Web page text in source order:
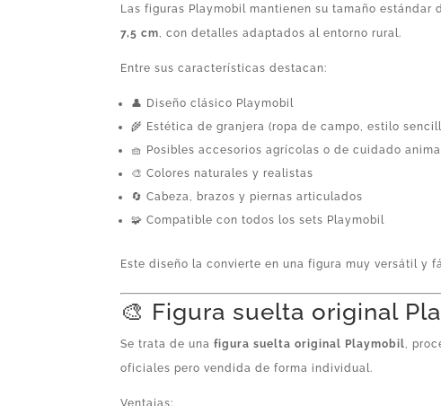
Las figuras Playmobil mantienen su tamaño estándar
7,5 cm
, con detalles adaptados al entorno rural.
Entre sus características destacan:
👤 Diseño clásico Playmobil
🌾 Estética de granjera (ropa de campo, estilo
🧺 Posibles accesorios agrícolas o de cuidado animal
🎨 Colores naturales y realistas
🔄 Cabeza, brazos y piernas articulados
🧩 Compatible con todos los sets Playmobil
Este diseño la convierte en una figura muy versátil y
🎨 Figura suelta original
Se trata de unafigura suelta original Playmobil
,
oficiales pero vendida de forma individual.
Ventajas: